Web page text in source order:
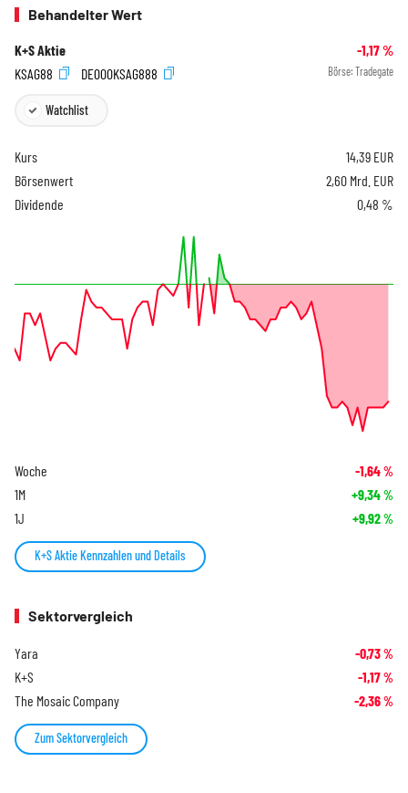
Behandelter Wert
K+S Aktie -1,17%
KSAG88
DE000KSAG888 Börse: Tradegate
Watchlist
Kurs 14,39 EUR
Börsenwert
2,60 Mrd. EUR
Dividende
0,48 %
Woche -1,64%
1M +9,34%
1J +9,92%
K+S Aktie Kennzahlen und Details
Sektorvergleich
Yara -0,73%
K+S -1,17%
The Mosaic Company -2,36%
Zum Sektorvergleich